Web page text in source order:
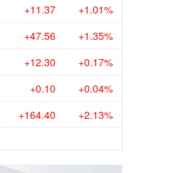
+11.37 +1.01%
+47.56 +1.35%
+12.30 +0.17%
+0.10 +0.04%
+164.40 +2.13%